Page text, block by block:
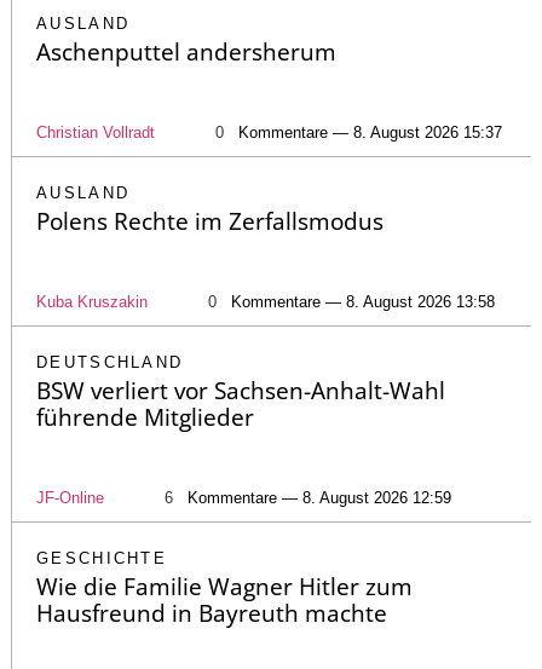
AUSLAND
Aschenputtel andersherum
Christian Vollradt 0 Kommentare — 8. August 2026 15:37
AUSLAND
Polens Rechte im Zerfallsmodus
Kuba Kruszakin 0 Kommentare — 8. August 2026 13:58
DEUTSCHLAND
BSW verliert vor Sachsen-Anhalt-Wahl
führende Mitglieder
JF-Online 6 Kommentare — 8. August 2026 12:59
GESCHICHTE
Wie die Familie Wagner Hitler zum
Hausfreund in Bayreuth machte